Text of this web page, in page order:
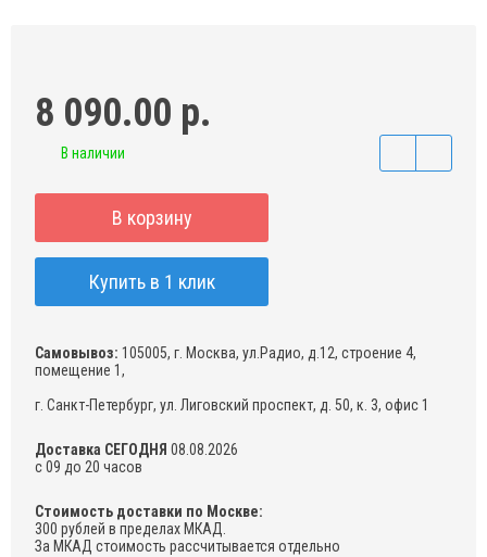
8 090.00 р.
В наличии
В корзину
Купить в 1 клик
Самовывоз: 105005, г. Москва, ул.Радио, д.12, строение 4,
помещение 1,
г. Санкт-Петербург, ул. Лиговский проспект, д. 50, к. 3, офис 1
Доставка СЕГОДНЯ 08.08.2026
с 09 до 20 часов
Стоимость доставки по Москве:
300 рублей в пределах МКАД.
За МКАД стоимость рассчитывается отдельно